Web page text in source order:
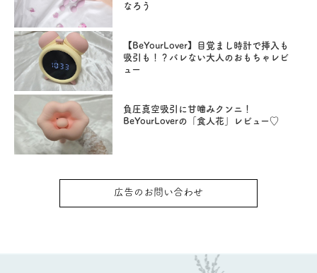
なろう
【BeYourLover】目覚まし時計で挿入も
吸引も！？バレない大人のおもちゃレビ
ュー
負圧真空吸引に甘噛みクンニ！
BeYourLoverの「食人花」レビュー♡
広告のお問い合わせ